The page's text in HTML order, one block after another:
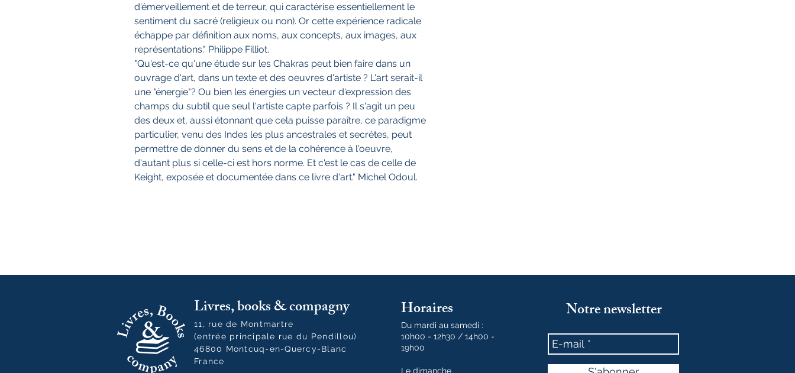
d'émerveillement et de terreur, qui caractérise essentiellement le
sentiment du sacré (religieux ou non). Or cette expérience radicale
échappe par définition aux noms, aux concepts, aux images, aux
représentations." Philippe Filliot.
"Qu'est-ce qu'une étude sur les Chakras peut bien faire dans un
ouvrage d'art, dans un texte et des oeuvres d'artiste ? L'art serait-il
une "énergie"? Ou bien les énergies un vecteur d'expression des
champs du subtil que seul l'artiste capte parfois ? Il s'agit un peu
des deux et, aussi étonnant que cela puisse paraître, ce paradigme
particulier, venu des Indes les plus ancestrales et secrètes, peut
permettre de donner du sens et de la cohérence à l'oeuvre,
d'autant plus si celle-ci est hors norme. Et c'est le cas de celle de
Keight, exposée et documentée dans ce livre d'art." Michel Odoul.
Livres, books & compagny
11, rue de Montmartre
(entrée principale rue du Pendillou)
46800 Montcuq-en-Quercy-Blanc
France
Horaires
Du mardi au samedi :
10h00 - 12h30 / 14h00 -
19h00
Le dimanche
Notre newsletter